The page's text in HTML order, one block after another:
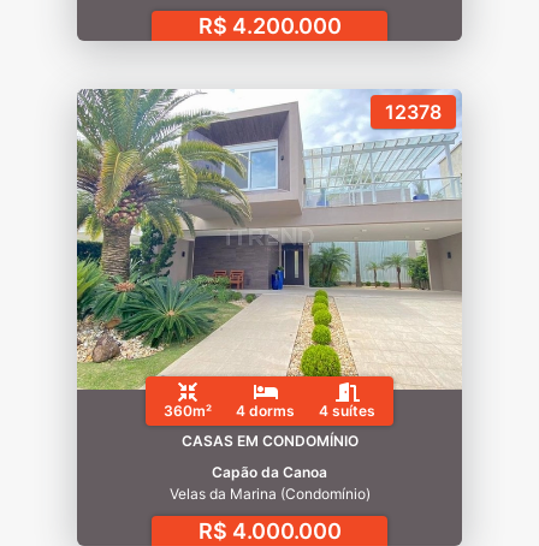
R$ 4.200.000
12378
360m² 4 dorms
4 suítes
CASAS EM CONDOMÍNIO
Capão da Canoa
Velas da Marina (Condomínio)
R$ 4.000.000